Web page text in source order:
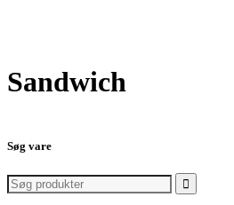
Sandwich
Søg vare
Søg
efter: